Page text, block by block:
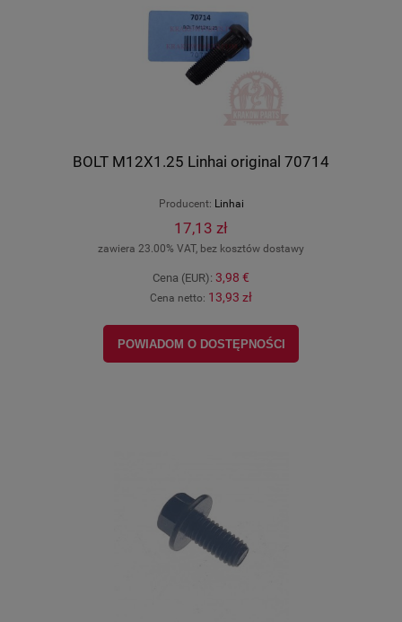
BOLT M12X1.25 Linhai original 70714
Producent: Linhai
17,13 zł
zawiera 23.00% VAT, bez kosztów dostawy
Cena (EUR): 3,98 €
Cena netto: 13,93 zł
POWIADOM O DOSTĘPNOŚCI